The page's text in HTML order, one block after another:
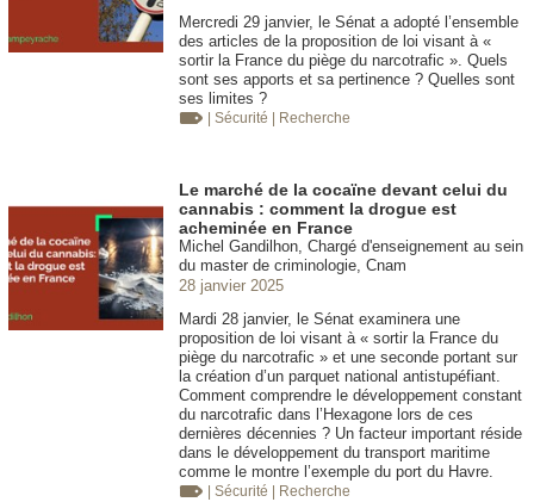
Mercredi 29 janvier, le Sénat a adopté l’ensemble
des articles de la proposition de loi visant à «
sortir la France du piège du narcotrafic ». Quels
sont ses apports et sa pertinence ? Quelles sont
ses limites ?
| Sécurité | Recherche
Le marché de la cocaïne devant celui du
cannabis : comment la drogue est
acheminée en France
Michel Gandilhon, Chargé d'enseignement au sein
du master de criminologie, Cnam
28 janvier 2025
Mardi 28 janvier, le Sénat examinera une
proposition de loi visant à « sortir la France du
piège du narcotrafic » et une seconde portant sur
la création d’un parquet national antistupéfiant.
Comment comprendre le développement constant
du narcotrafic dans l’Hexagone lors de ces
dernières décennies ? Un facteur important réside
dans le développement du transport maritime
comme le montre l’exemple du port du Havre.
| Sécurité | Recherche